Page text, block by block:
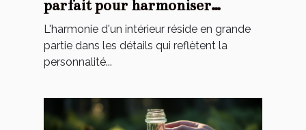
parfait pour harmoniser
l'ambiance de votre maison
L'harmonie d'un intérieur réside en grande
partie dans les détails qui reflètent la
personnalité...